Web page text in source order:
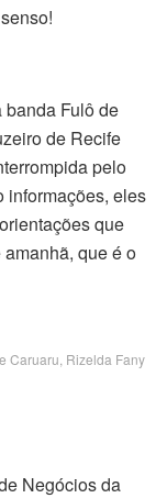
banda Fulô de
de Recife
pelo
informações, eles
que
que é o
Caruaru, Rizelda Fany
Negócios da